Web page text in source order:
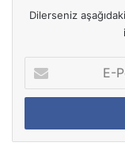
Dilerseniz
P
s